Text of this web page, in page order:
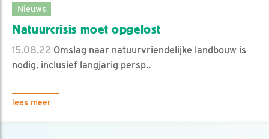
Nieuws
Natuurcrisis moet opgelost
15.08.22 Omslag naar natuurvriendelijke landbouw is
nodig, inclusief langjarig persp..
lees meer